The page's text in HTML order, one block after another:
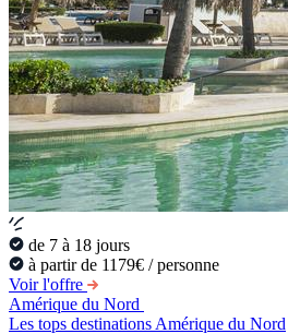
de 7 à 18 jours
à partir de 1179€ / personne
Voir l'offre
Amérique du Nord
Les tops destinations Amérique du Nord